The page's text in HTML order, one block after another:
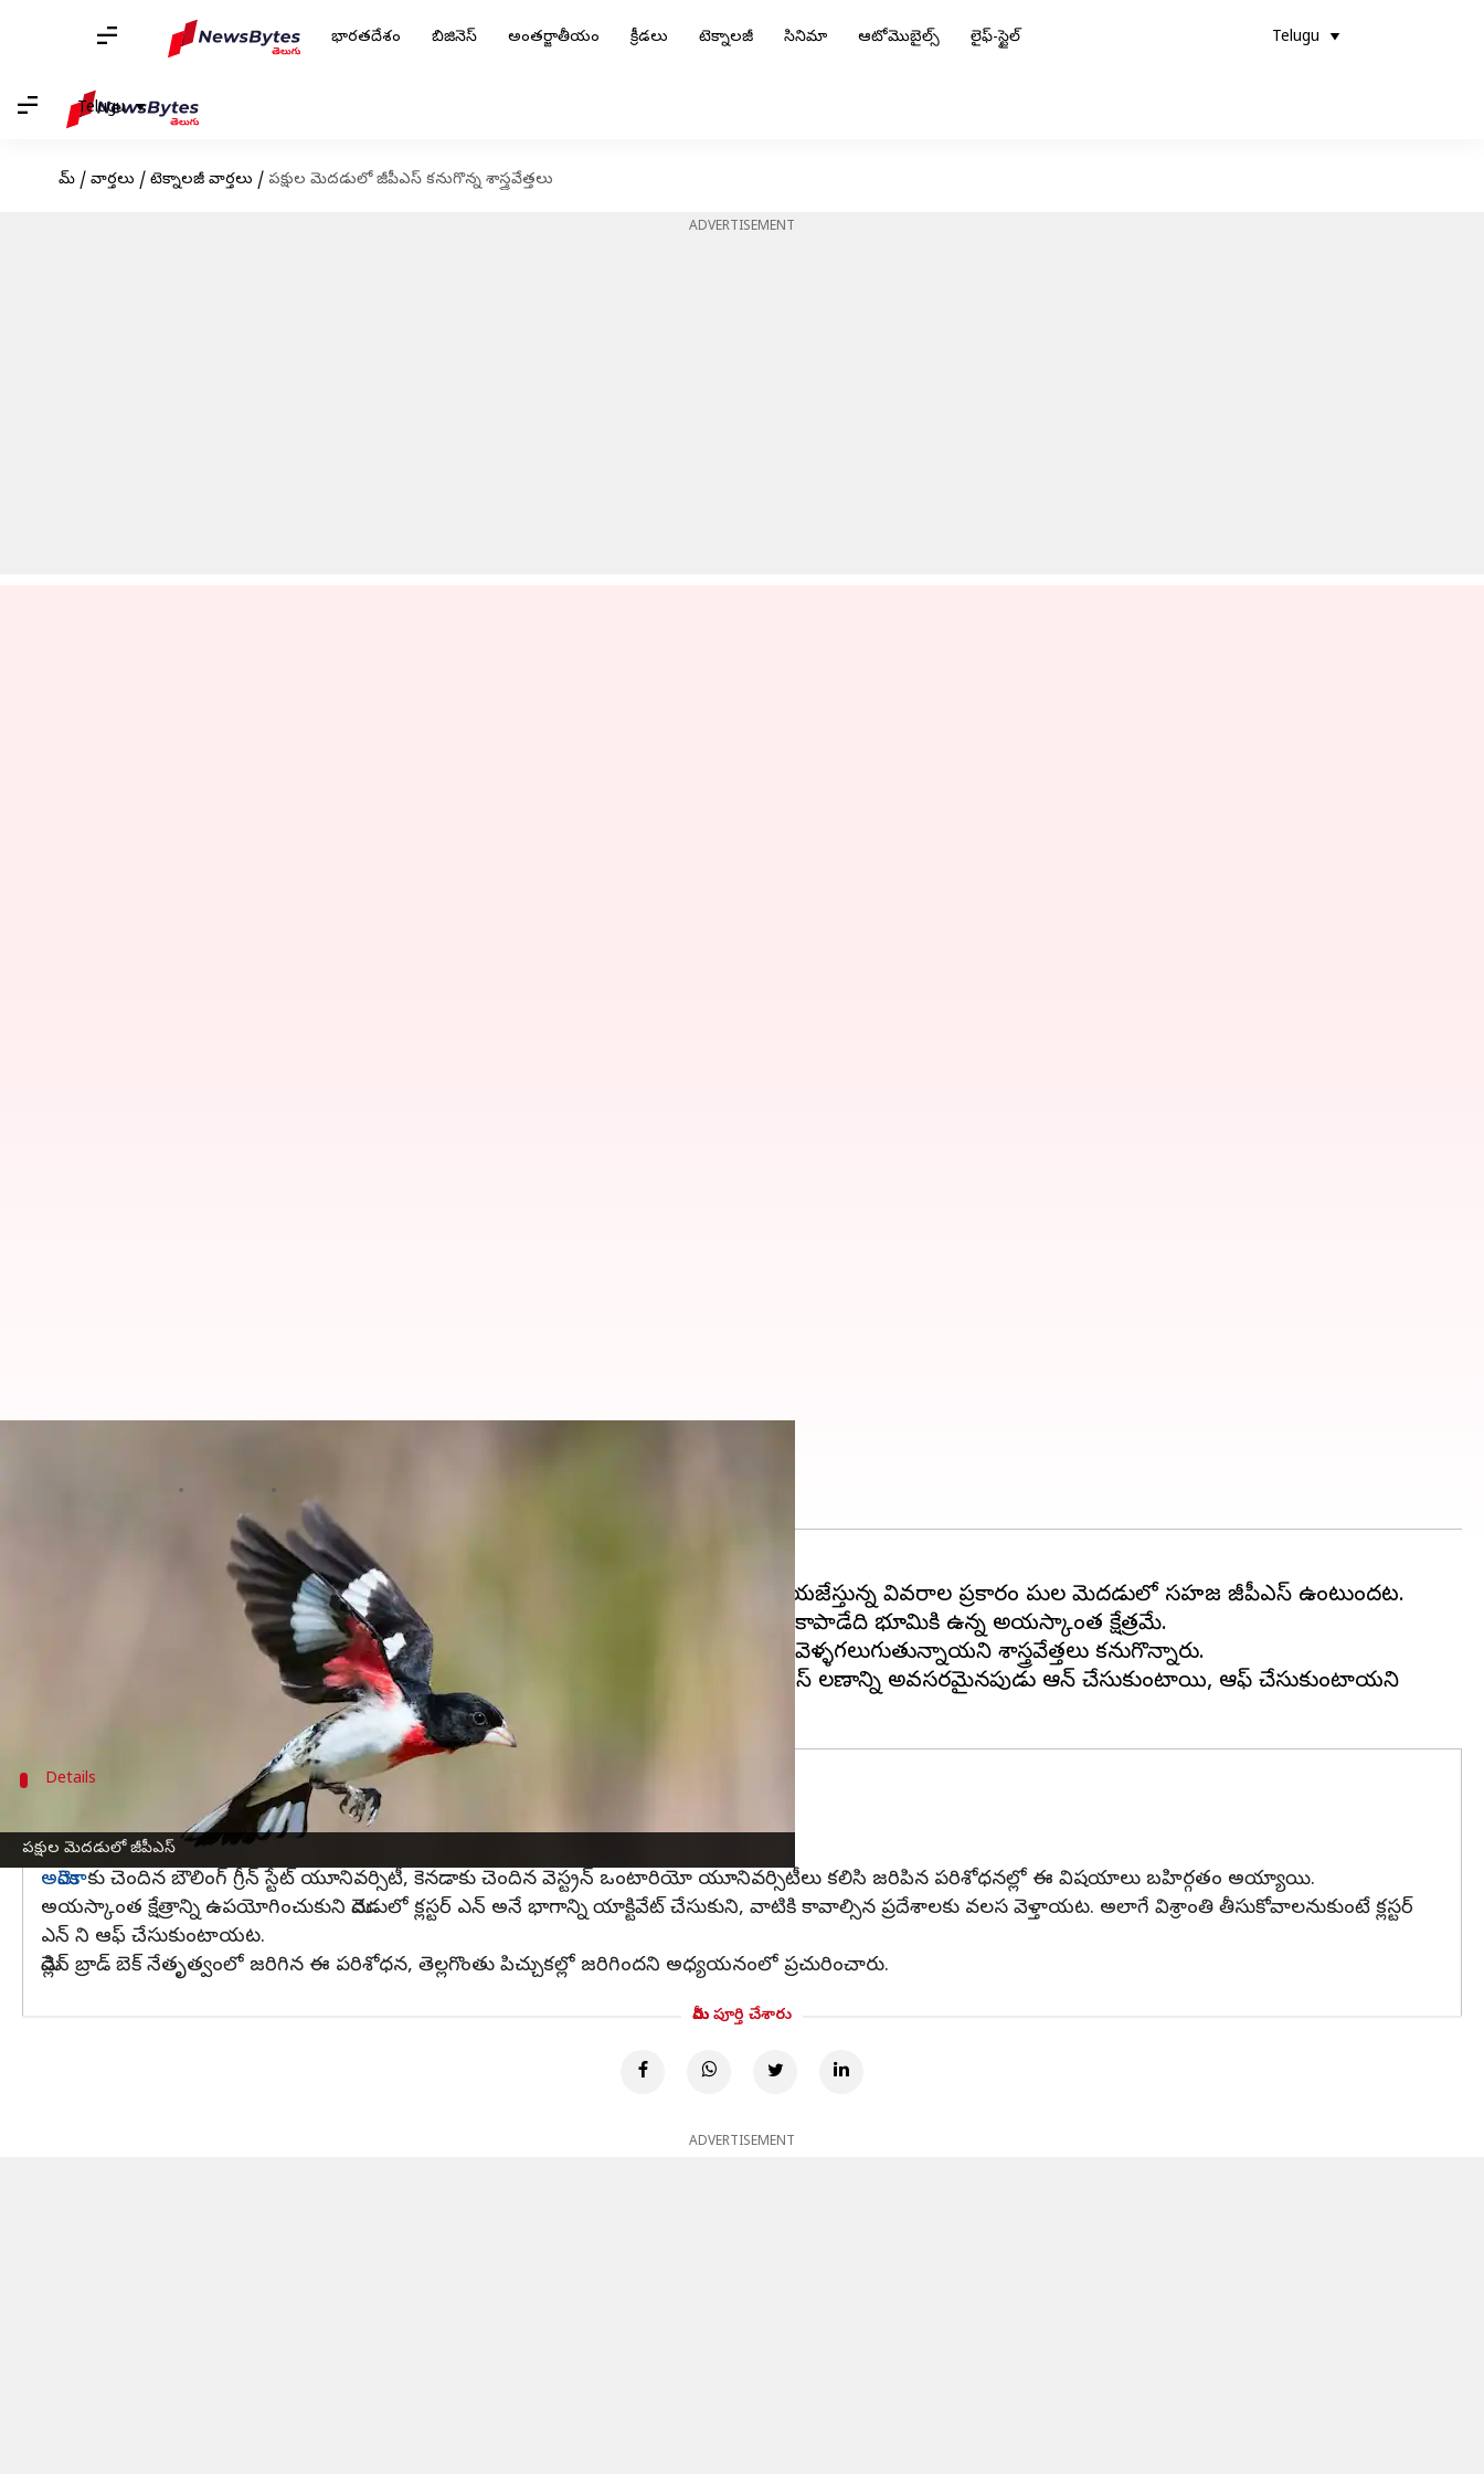
భారతదేశం బిజినెస్ అంతర్జాతీయం క్రీడలు టెక్నాలజీ సినిమా ఆటోమొబైల్స్ లైఫ్-స్టైల్ Telugu
Telugu
హోమ్ / వార్తలు / టెక్నాలజీ వార్తలు / పక్షుల మెదడులో జీపీఎస్ కనుగొన్న శాస్త్రవేత్తలు
ADVERTISEMENT
పక్షుల మెదడులో జీపీఎస్
పక్షుల మెదడులో జీపీఎస్ ఏంటనే ఆశ్చర్యం కలగడం సహజమే. కానీ తాజా పరిశోధనలు తెలియజేస్తున్న వివరాల ప్రకారం పక్షుల మెదడులో సహజ జీపీఎస్ ఉంటుందట.
సూర్యుడి నుండి ప్లాస్మా, కాస్మిక్ కిరణాల నుండి భూమి మీద ఆవాసముంటున్న జీవరాశులను కాపాడేది భూమికి ఉన్న అయస్కాంత క్షేత్రమే.
ఆ అయస్కాంత క్షేత్రాన్ని ఉపయోగించుకుని పక్షులు తాము వెళ్లాలనుకున్న చోటుకు అవలీలగా వెళ్ళగలుగుతున్నాయని శాస్త్రవేత్తలు కనుగొన్నారు.
ఇక్కడ చెప్పుకోవాల్సిన మరో విషయం ఏమిటంటే, పక్షులు తమ మెదడులో ఉన్న ప్రత్యేక జీపీఎస్ లక్షణాన్ని అవసరమైనపుడు ఆన్ చేసుకుంటాయి, ఆఫ్ చేసుకుంటాయని
Details
రాత్రిపూట జీపీఎస్ ఆన్, పగటి పూట ఆఫ్
మెదడులో సహజంగా జీపీఎస్ ఉండే లక్షణం వలస వెళ్ళే పక్షుల్లో కనిపిస్తుందట.
అమెరికాకు చెందిన బౌలింగ్ గ్రీన్ స్టేట్ యూనివర్సిటీ, కెనడాకు చెందిన వెస్ట్రన్ ఒంటారియో యూనివర్సిటీలు కలిసి జరిపిన పరిశోధనల్లో ఈ విషయాలు బహిర్గతం అయ్యాయి.
అయస్కాంత క్షేత్రాన్ని ఉపయోగించుకుని మెదడులో క్లస్టర్ ఎన్ అనే భాగాన్ని యాక్టివేట్ చేసుకుని, వాటికి కావాల్సిన ప్రదేశాలకు వలస వెళ్తాయట. అలాగే విశ్రాంతి తీసుకోవాలనుకుంటే క్లస్టర్
ఎన్ ని ఆఫ్ చేసుకుంటాయట.
మెడ్లిన్ బ్రాడ్ బెక్ నేతృత్వంలో జరిగిన ఈ పరిశోధన, తెల్లగొంతు పిచ్చుకల్లో జరిగిందని అధ్యయనంలో ప్రచురించారు.
మీరు పూర్తి చేశారు
ADVERTISEMENT